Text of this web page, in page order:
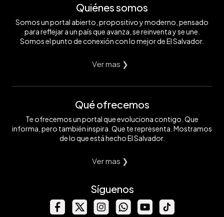
Quiénes somos
Somos un portal abierto, propositivo y moderno, pensado
para reflejar a un país que avanza, se reinventa y se une.
Somos el punto de conexión con lo mejor de El Salvador.
Ver mas ❯
Qué ofrecemos
Te ofrecemos un portal que evoluciona contigo. Que
informa, pero también inspira. Que te representa. Mostramos
de lo que está hecho El Salvador.
Ver mas ❯
Síguenos